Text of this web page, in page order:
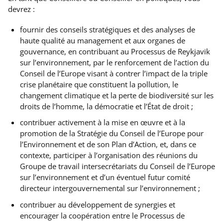
devrez :
fournir des conseils stratégiques et des analyses de
haute qualité au management et aux organes de
gouvernance, en contribuant au Processus de Reykjavik
sur l’environnement, par le renforcement de l’action du
Conseil de l’Europe visant à contrer l’impact de la triple
crise planétaire que constituent la pollution, le
changement climatique et la perte de biodiversité sur les
droits de l’homme, la démocratie et l’État de droit ;
contribuer activement à la mise en œuvre et à la
promotion de la Stratégie du Conseil de l’Europe pour
l’Environnement et de son Plan d’Action, et, dans ce
contexte, participer à l’organisation des réunions du
Groupe de travail intersecrétariats du Conseil de l’Europe
sur l’environnement et d’un éventuel futur comité
directeur intergouvernemental sur l’environnement ;
contribuer au développement de synergies et
encourager la coopération entre le Processus de